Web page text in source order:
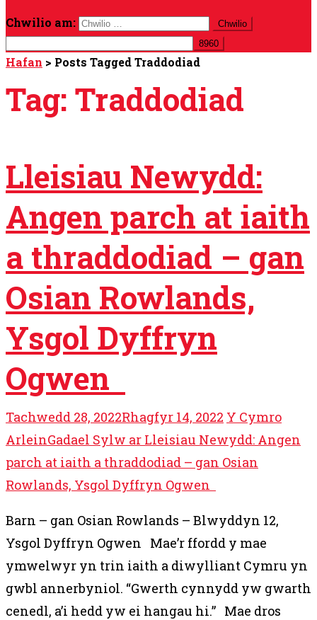
Chwilio am:
Hafan > Posts Tagged Traddodiad
Tag: Traddodiad
Lleisiau Newydd:
Angen parch at iaith
a thraddodiad – gan
Osian Rowlands,
Ysgol Dyffryn
Ogwen
Tachwedd 28, 2022Rhagfyr 14, 2022 Y Cymro
ArleinGadael Sylw ar Lleisiau Newydd: Angen
parch at iaith a thraddodiad – gan Osian
Rowlands, Ysgol Dyffryn Ogwen
Barn – gan Osian Rowlands – Blwyddyn 12,
Ysgol Dyffryn Ogwen Mae’r ffordd y mae
ymwelwyr yn trin iaith a diwylliant Cymru yn
gwbl annerbyniol. “Gwerth cynnydd yw gwarth
cenedl, a’i hedd yw ei hangau hi.” Mae dros